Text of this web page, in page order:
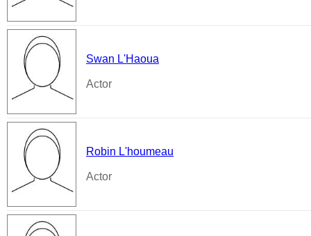
Swan L'Haoua
Actor
Robin L'houmeau
Actor